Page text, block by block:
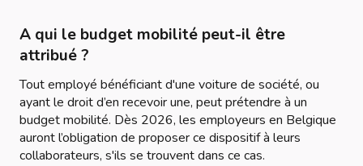
A qui le budget mobilité peut-il être
attribué ?
Tout employé bénéficiant d'une voiture de société, ou
ayant le droit d’en recevoir une, peut prétendre à un
budget mobilité. Dès 2026, les employeurs en Belgique
auront l’obligation de proposer ce dispositif à leurs
collaborateurs, s'ils se trouvent dans ce cas.